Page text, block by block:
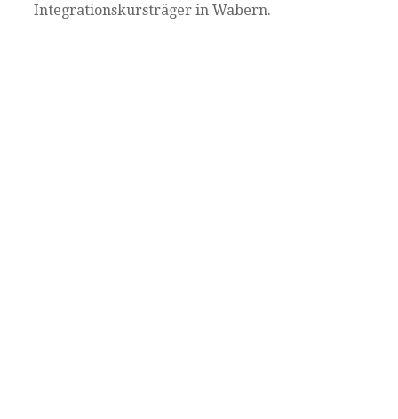
Integrationskursträger in Wabern.